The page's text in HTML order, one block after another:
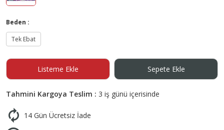
Beden :
Tek Ebat
Listeme Ekle Sepete Ekle
Tahmini Kargoya Teslim : 3 iş günü içerisinde
14 Gün Ücretsiz İade